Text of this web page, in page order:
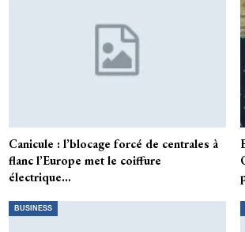
Canicule : l’blocage forcé de centrales à
flanc l’Europe met le coiffure
électrique…
BUSINESS